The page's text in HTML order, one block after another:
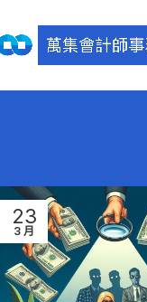
23
3 月